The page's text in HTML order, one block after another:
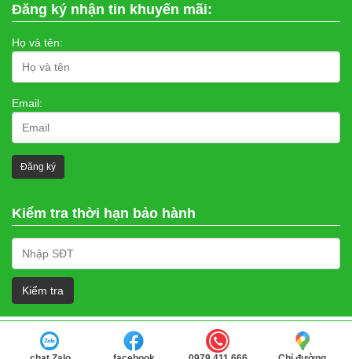
Đăng ký nhận tin khuyến mãi:
Họ và tên:
Email:
Kiểm tra thời hạn bảo hành